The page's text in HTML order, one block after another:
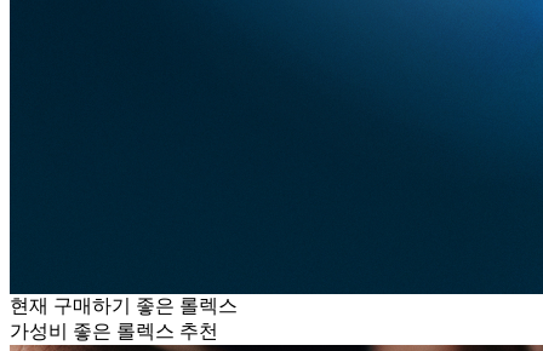
현재 구매하기 좋은 롤렉스
가성비 좋은 롤렉스 추천